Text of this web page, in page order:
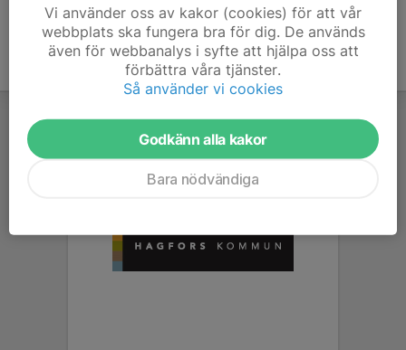
Vi använder oss av kakor (cookies) för att vår
webbplats ska fungera bra för dig. De används
även för webbanalys i syfte att hjälpa oss att
förbättra våra tjänster.
Så använder vi cookies
Godkänn alla kakor
Bara nödvändiga